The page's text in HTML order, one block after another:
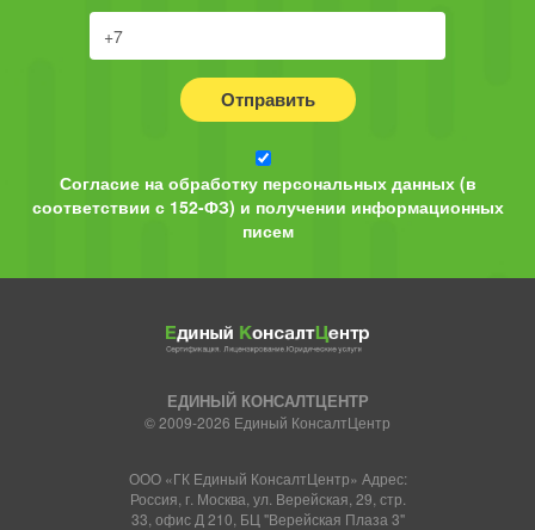
Отправить
Согласие на обработку персональных данных (в
соответствии с 152-ФЗ) и получении информационных
писем
ЕДИНЫЙ КОНСАЛТЦЕНТР
© 2009-2026 Единый КонсалтЦентр
ООО «ГК Единый КонсалтЦентр» Адрес:
Россия, г. Москва, ул. Верейская, 29, стр.
33, офис Д 210, БЦ "Верейская Плаза 3"